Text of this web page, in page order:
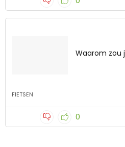
Waarom zou
FIETSEN
0